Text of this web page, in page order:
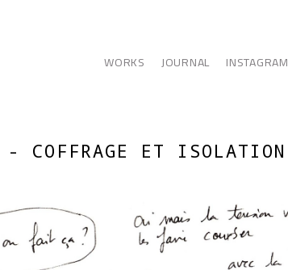
WORKS JOURNAL INSTAGRAM
COFFRAGE ET ISOLATION